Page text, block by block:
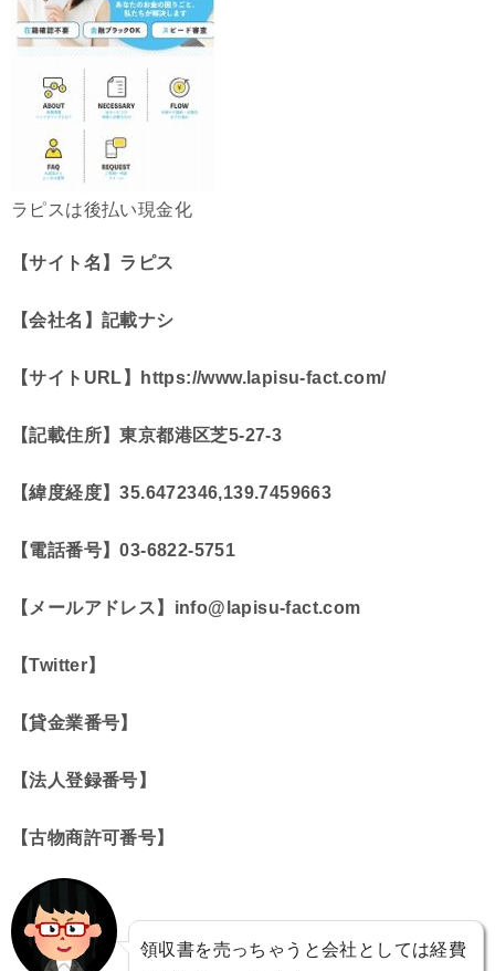
ラピスは後払い現金化
【サイト名】ラピス
【会社名】記載ナシ
【サイトURL】https://www.lapisu-fact.com/
【記載住所】東京都港区芝5-27-3
【緯度経度】35.6472346,139.7459663
【電話番号】03-6822-5751
【メールアドレス】 info@lapisu-fact.com
【Twitter】
【貸金業番号】
【法人登録番号】
【古物商許可番号】
領収書を売っちゃうと会社としては経費